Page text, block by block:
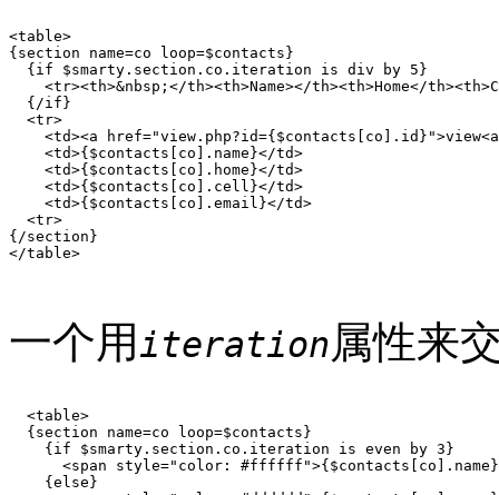
<table>
{section name=co loop=$contacts}
  {if $smarty.section.co.iteration is div by 5}
<tr><th>&nbsp;</th><th>Name></th><th>Home</
  {/if}
  <tr>
<td><a
    <td>{$contacts[co].name}</td>
    <td>{$contacts[co].home}</td>
    <td>{$contacts[co].cell}</td>
    <td>{$contacts[co].email}</td>
  <tr>
{/section}
</table>
一个用 iteration属性来
  <table>
  {section name=co loop=$contacts}
    {if $smarty.section.co.iteration is even by 3}
<span style="color:
    {else}